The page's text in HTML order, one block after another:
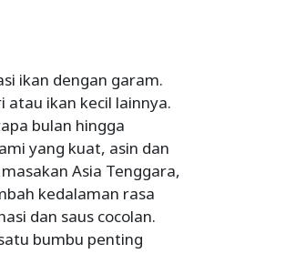
ikan dengan garam.
atau ikan kecil lainnya.
bulan hingga
yang kuat, asin dan
Asia Tenggara,
kedalaman rasa
dan saus cocolan.
bumbu penting